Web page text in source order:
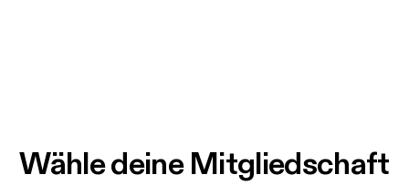
Wähle deine Mitgliedschaft